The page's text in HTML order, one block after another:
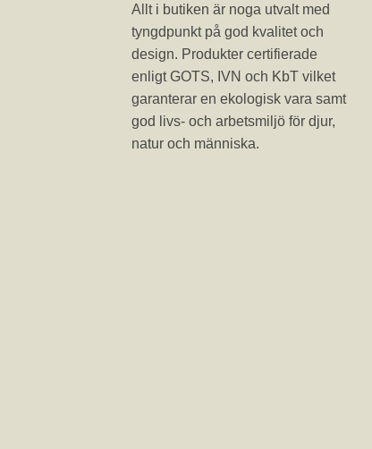
Allt i butiken är noga utvalt med
tyngdpunkt på god kvalitet och
design. Produkter certifierade
enligt GOTS, IVN och KbT vilket
garanterar en ekologisk vara samt
god livs- och arbetsmiljö för djur,
natur och människa.